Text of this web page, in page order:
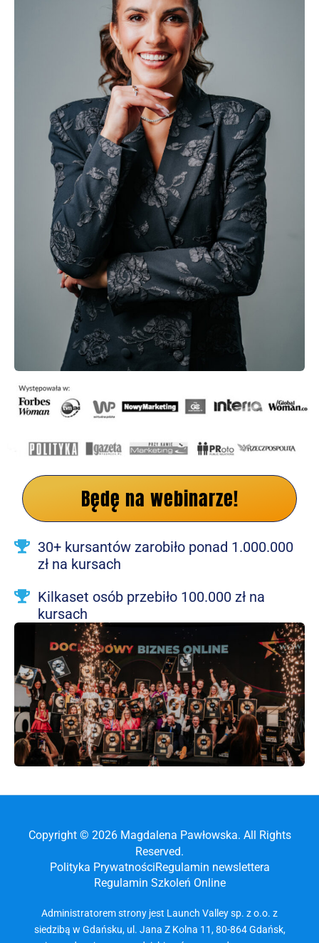
Będę na webinarze!
30+ kursantów zarobiło ponad 1.000.000
zł na kursach
Kilkaset osób przebiło 100.000 zł na
kursach
Copyright © 2026 Magdalena Pawłowska. All Rights
Reserved.
Polityka PrywatnościRegulamin newslettera
Regulamin Szkoleń Online
Administratorem strony jest Launch Valley sp. z o.o. z
siedzibą w Gdańsku, ul. Jana Z Kolna 11, 80-864 Gdańsk,